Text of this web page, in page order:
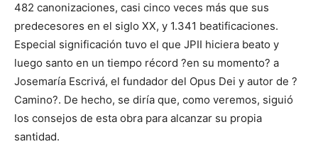
482 canonizaciones, casi cinco veces más que sus
predecesores en el siglo XX, y 1.341 beatificaciones.
Especial significación tuvo el que JPII hiciera beato y
luego santo en un tiempo récord ?en su momento? a
Josemaría Escrivá, el fundador del Opus Dei y autor de ?
Camino?. De hecho, se diría que, como veremos, siguió
los consejos de esta obra para alcanzar su propia
santidad.